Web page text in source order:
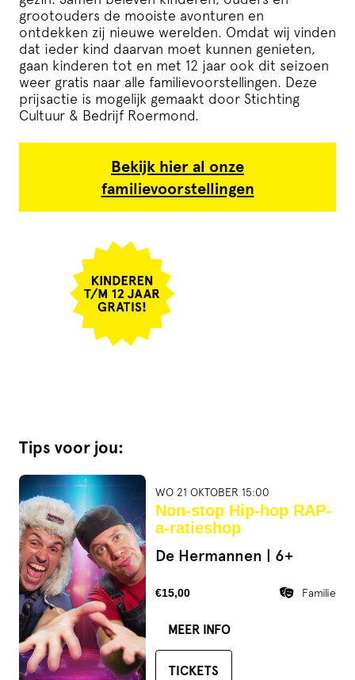
grootouders de mooiste avonturen en
ontdekken zij nieuwe werelden. Omdat wij vinden
dat ieder kind daarvan moet kunnen genieten,
gaan kinderen tot en met 12 jaar ook dit seizoen
weer gratis naar alle familievoorstellingen. Deze
prijsactie is mogelijk gemaakt door Stichting
Cultuur & Bedrijf Roermond.
Bekijk hier al onze
familievoorstellingen
Tips voor jou:
WO 21 OKTOBER 15:00
Non-stop Hip-hop RAP-
a-ratieshop
De Hermannen | 6+
€15,00 Familie
MEER INFO
TICKETS